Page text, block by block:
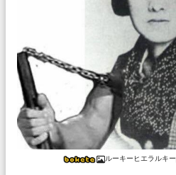
ルーキーヒエラルキー